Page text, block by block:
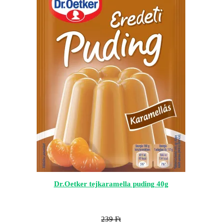
Dr.Oetker tejkaramella puding 40g
239Ft